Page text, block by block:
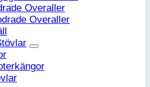
Overaller
Overaller